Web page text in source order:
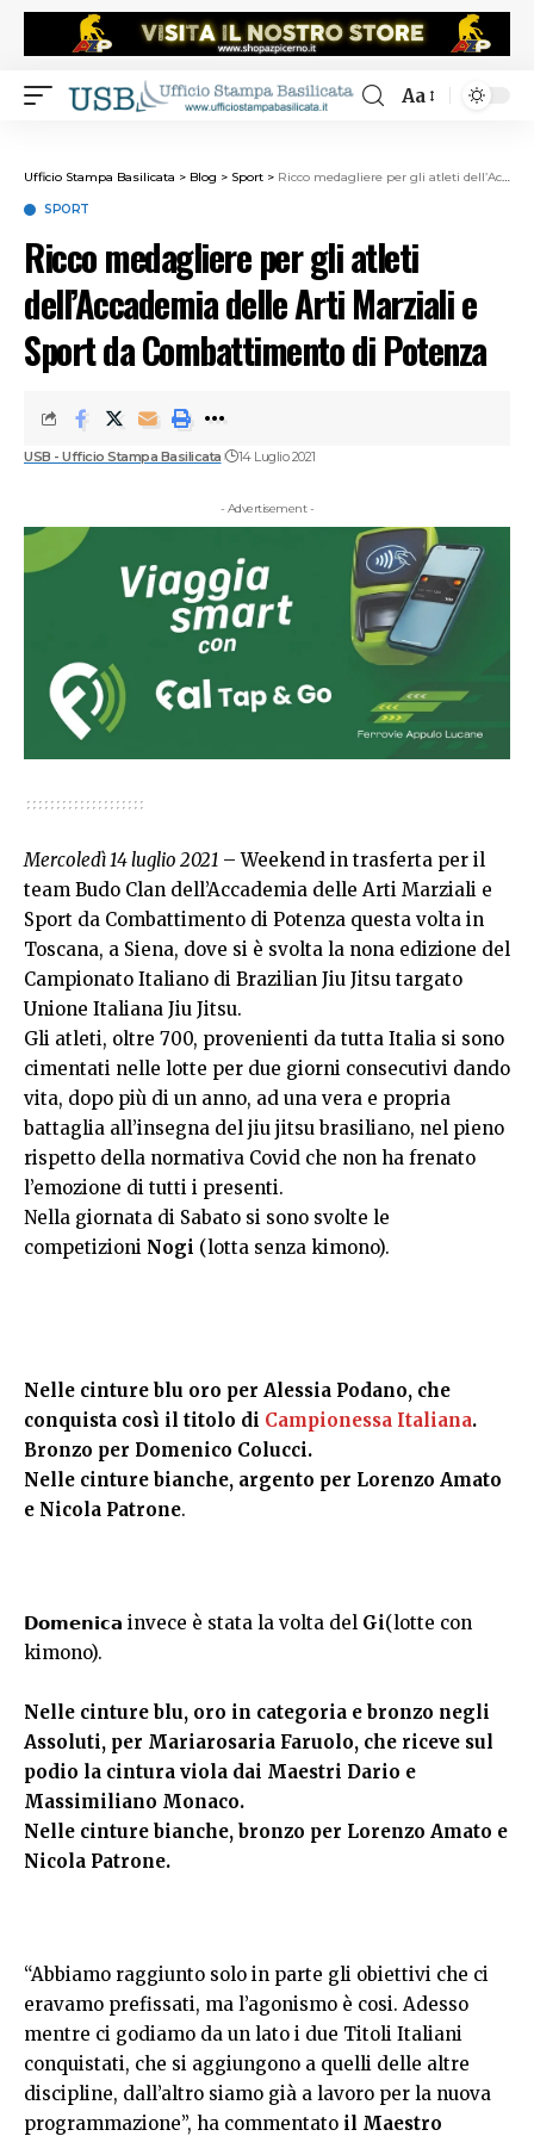
Aa
Ufficio Stampa Basilicata > Blog > Sport > Ricco medagliere per gli atleti dell’Accademia delle Arti Marziali e Sport da Combattimento di Potenza
SPORT
Ricco medagliere per gli atleti
dell’Accademia delle Arti Marziali e
Sport da Combattimento di Potenza
USB - Ufficio Stampa Basilicata 14 Luglio 2021
- Advertisement -
Mercoledì 14 luglio 2021 – Weekend in trasferta per il
team Budo Clan dell’Accademia delle Arti Marziali e
Sport da Combattimento di Potenza questa volta in
Toscana, a Siena, dove si è svolta la nona edizione del
Campionato Italiano di Brazilian Jiu Jitsu targato
Unione Italiana Jiu Jitsu.
Gli atleti, oltre 700, provenienti da tutta Italia si sono
cimentati nelle lotte per due giorni consecutivi dando
vita, dopo più di un anno, ad una vera e propria
battaglia all’insegna del jiu jitsu brasiliano, nel pieno
rispetto della normativa Covid che non ha frenato
l’emozione di tutti i presenti.
Nella giornata di Sabato si sono svolte le
competizioni Nogi (lotta senza kimono).
Nelle cinture blu oro per Alessia Podano, che
conquista così il titolo di Campionessa Italiana.
Bronzo per Domenico Colucci.
Nelle cinture bianche, argento per Lorenzo Amato
e Nicola Patrone.
𝗗𝗼𝗺𝗲𝗻𝗶𝗰𝗮 invece è stata la volta del Gi(lotte con
kimono).
Nelle cinture blu, oro in categoria e bronzo negli
Assoluti, per Mariarosaria Faruolo, che riceve sul
podio la cintura viola dai Maestri Dario e
Massimiliano Monaco.
Nelle cinture bianche, bronzo per Lorenzo Amato e
Nicola Patrone.
“Abbiamo raggiunto solo in parte gli obiettivi che ci
eravamo prefissati, ma l’agonismo è cosi. Adesso
mentre ci godiamo da un lato i due Titoli Italiani
conquistati, che si aggiungono a quelli delle altre
discipline, dall’altro siamo già a lavoro per la nuova
programmazione”, ha commentato il Maestro